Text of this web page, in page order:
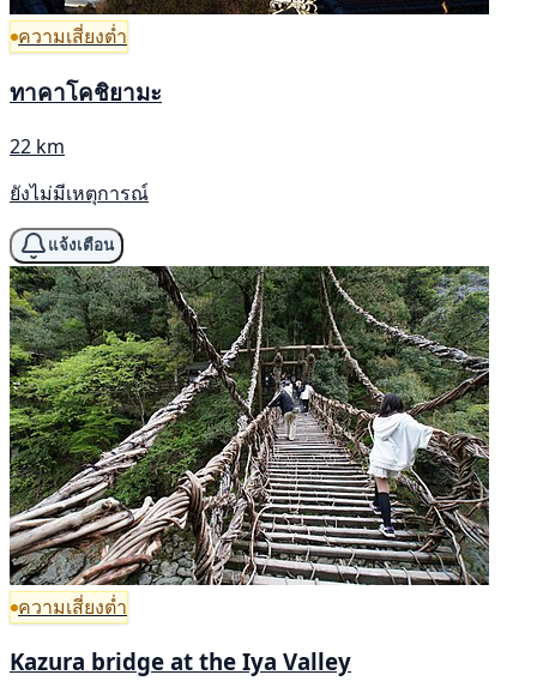
ความเสี่ยงต่ำ
ทาคาโคชิยามะ
22 km
ยังไม่มีเหตุการณ์
แจ้งเตือน
ความเสี่ยงต่ำ
Kazura bridge at the Iya Valley